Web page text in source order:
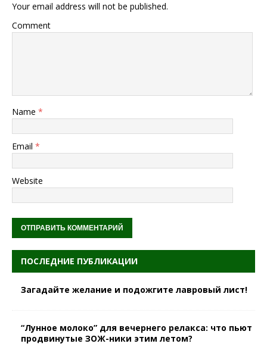
Your email address will not be published.
Comment
Name *
Email *
Website
ПОСЛЕДНИЕ ПУБЛИКАЦИИ
Загадайте желание и подожгите лавровый лист!
“Лунное молоко” для вечернего релакса: что пьют
продвинутые ЗОЖ-ники этим летом?